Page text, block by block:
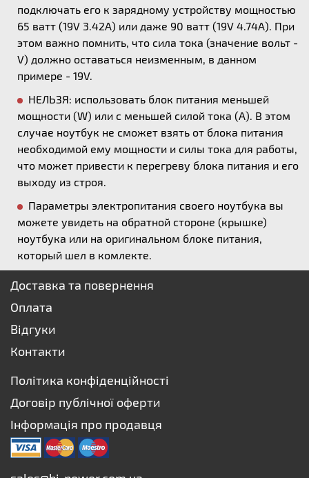
подключать его к зарядному устройству мощностью
65 ватт (19V 3.42A) или даже 90 ватт (19V 4.74A). При
этом важно помнить, что сила тока (значение вольт -
V) должно оставаться неизменным, в данном
примере - 19V.
НЕЛЬЗЯ: использовать блок питания меньшей
мощности (W) или с меньшей силой тока (А). В этом
случае ноутбук не сможет взять от блока питания
необходимой ему мощности и силы тока для работы,
что может привести к перегреву блока питания и его
выходу из строя.
Параметры электропитания своего ноутбука вы
можете увидеть на обратной стороне (крышке)
ноутбука или на оригинальном блоке питания,
который шел в комлекте.
Доставка та повернення
Оплата
Відгуки
Контакти
Політика конфіденційності
Договір публічної оферти
Інформація про продавця